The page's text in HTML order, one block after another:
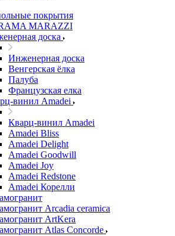
покрытия
MARAZZI
доска
Инженерная доска
Венгерская ёлка
Палуба
Французская елка
винил Amadei
Кварц-винил Amadei
Amadei Bliss
Amadei Delight
Amadei Goodwill
Amadei Joy
Amadei Redstone
Amadei Корелли
Arcadia ceramica
ArtKera
Atlas Concorde